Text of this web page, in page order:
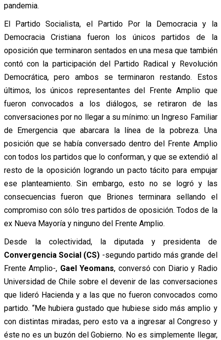
pandemia.
El Partido Socialista, el Partido Por la Democracia y la
Democracia Cristiana fueron los únicos partidos de la
oposición que terminaron sentados en una mesa que también
contó con la participación del Partido Radical y Revolución
Democrática, pero ambos se terminaron restando. Estos
últimos, los únicos representantes del Frente Amplio que
fueron convocados a los diálogos, se retiraron de las
conversaciones por no llegar a su mínimo: un Ingreso Familiar
de Emergencia que abarcara la línea de la pobreza. Una
posición que se había conversado dentro del Frente Amplio
con todos los partidos que lo conforman, y que se extendió al
resto de la oposición logrando un pacto tácito para empujar
ese planteamiento. Sin embargo, esto no se logró y las
consecuencias fueron que Briones terminara sellando el
compromiso con sólo tres partidos de oposición. Todos de la
ex Nueva Mayoría y ninguno del Frente Amplio.
Desde la colectividad, la diputada y presidenta de
Convergencia Social (CS) -segundo partido más grande del
Frente Amplio-, Gael Yeomans, conversó con Diario y Radio
Universidad de Chile sobre el devenir de las conversaciones
que lideró Hacienda y a las que no fueron convocados como
partido. “Me hubiera gustado que hubiese sido más amplio y
con distintas miradas, pero esto va a ingresar al Congreso y
éste no es un buzón del Gobierno. No es simplemente llegar,